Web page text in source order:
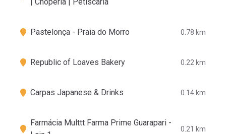
Pastelonça - Praia do Morro 0.78 km
Republic of Loaves Bakery 0.22 km
Carpas Japanese & Drinks 0.14 km
Farmácia Multtt Farma Prime Guarapari -
0.21 km